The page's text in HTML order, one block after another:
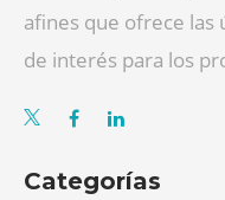
afines que ofrece las
de interés para los
Categorías